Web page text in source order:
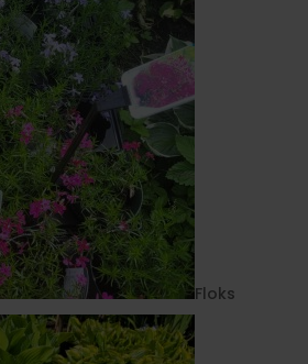
Floks